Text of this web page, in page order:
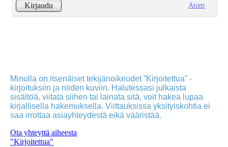
Kirjaudu
Atom
Minulla on itsenäiset tekijänoikeudet ”Kirjoitettua” -
kirjoituksiin ja niiden kuviin. Halutessasi julkaista
sisältöä, viitata siihen tai lainata sitä, voit hakea lupaa
kirjallisella hakemuksella. Viittauksissa yksityiskohtia ei
saa irrottaa asiayhteydestä eikä vääristää.
Ota yhteyttä aiheesta
"Kirjoitettua"